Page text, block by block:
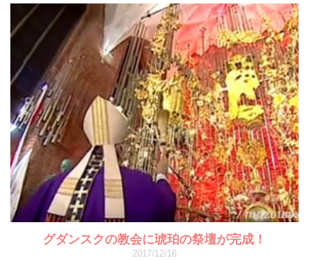
グダンスクの教会に琥珀の祭壇が完成！
2017/12/16